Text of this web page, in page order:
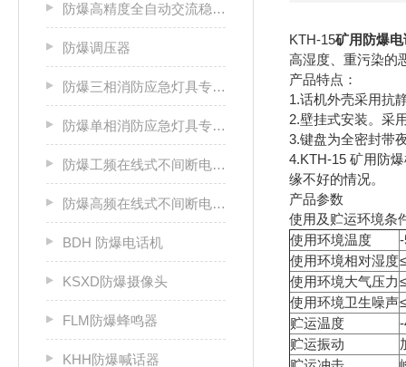
防爆高精度全自动交流稳压电源
防爆调压器
防爆三相消防应急灯具专用应急电源箱
防爆单相消防应急灯具专用应急电源箱
防爆工频在线式不间断电源箱
防爆高频在线式不间断电源箱
BDH 防爆电话机
KSXD防爆摄像头
FLM防爆蜂鸣器
KHH防爆喊话器
KTH-15矿用防爆
高湿度、重污染的
产品特点：
1.话机外壳采用抗
2.壁挂式安装。采
3.键盘为全密封带
4.KTH-15 矿用防
缘不好的情况。
产品参数
使用及贮运环境条
使用环境温度
使用环境相对湿度
使用环境大气压力
使用环境卫生噪声
贮运温度
贮运振动